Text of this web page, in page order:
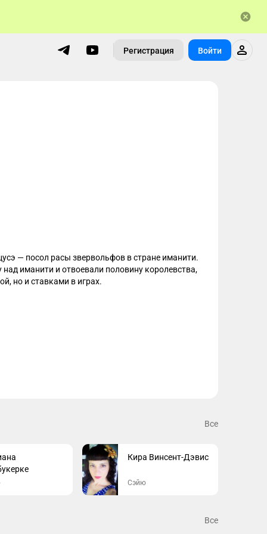
Регистрация Войти
— посол расы звервольфов в стране иманити.
иманити и отвоевали половину королевства,
но и ставками в играх.
Все
Кира Винсент-Дэвис
Сэйю
Все